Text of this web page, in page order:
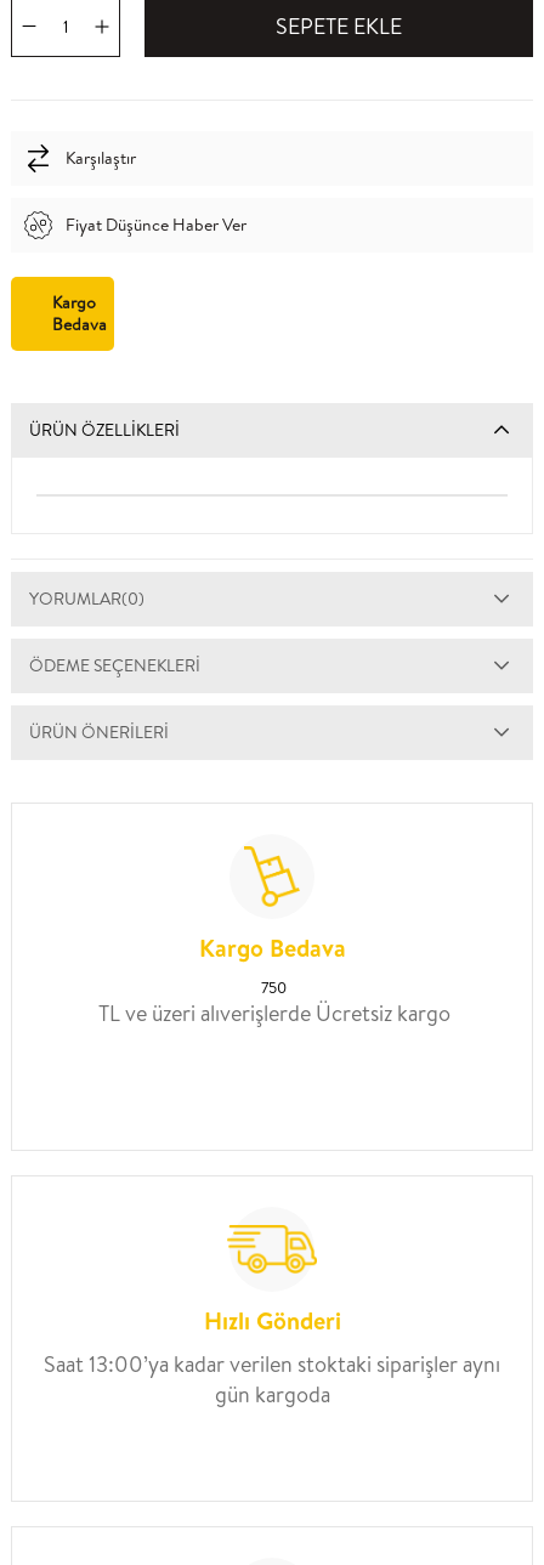
Karşılaştır
Fiyat Düşünce Haber Ver
Kargo
Bedava
ÜRÜN ÖZELLIKLERI
YORUMLAR(0)
ÖDEME SEÇENEKLERI
ÜRÜN ÖNERILERI
Kargo Bedava
750
TL ve üzeri alıverişlerde Ücretsiz kargo
Hızlı Gönderi
Saat 13:00’ya kadar verilen stoktaki siparişler aynı
gün kargoda